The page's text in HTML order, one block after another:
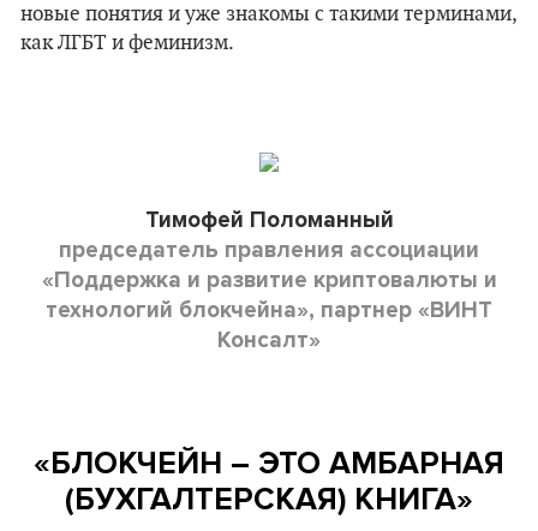
новые понятия и уже знакомы с такими терминами,
как ЛГБТ и феминизм.
Тимофей Поломанный
председатель правления ассоциации
«Поддержка и развитие криптовалюты и
технологий блокчейна», партнер «ВИНТ
Консалт»
«БЛОКЧЕЙН – ЭТО АМБАРНАЯ
(БУХГАЛТЕРСКАЯ) КНИГА»